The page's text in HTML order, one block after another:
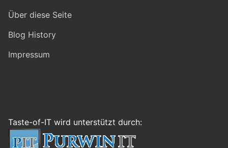
Über diese Seite
Blog History
Impressum
Taste-of-IT wird unterstützt durch: